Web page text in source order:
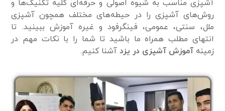
آشپزی مناسب به شیوه اصولی و حرفه‌ای کلیه تکنیک‌ها و
روش‌های آشپزی را در حیطه‌های مختلف همچون آشپزی
ملل، سنتی، عمومی‌، فینگرفود و غیره آموزش ببینید. تا
انتهای مطلب همراه ما باشید تا شما را با نکات مهم در
زمینهآموزش آشپزی در یزد آشنا کنیم.